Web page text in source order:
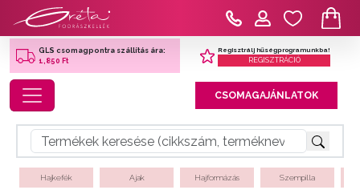
GLS csomagpontra szállítás ára:
1,850 Ft
Regisztrálj hűségprogramunkba!
REGISZTRÁCIÓ
Toggle navigation CSOMAGAJÁNLATOK
Hajkefék Ajak Hajformázás Szempilla